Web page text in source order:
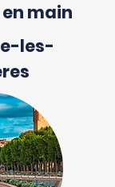
main
les-